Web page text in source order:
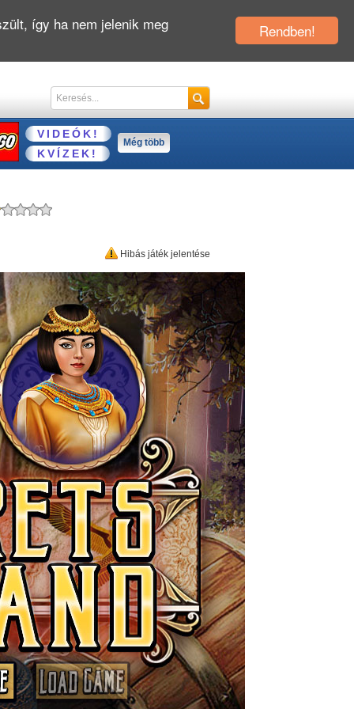
VIDEÓK!
KVÍZEK!
Még több
Hibás játék jelentése
Rendben!
így ha nem jelenik meg